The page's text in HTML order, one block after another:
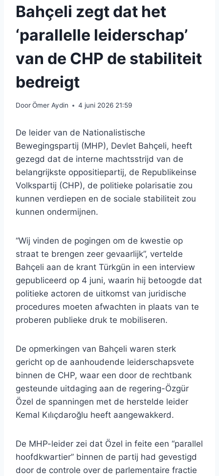
Bahçeli zegt dat het
‘parallelle leiderschap’
van de CHP de stabiliteit
bedreigt
DoorÖmer Aydin 4 juni 2026 21:59
De leider van de Nationalistische
Bewegingspartij (MHP), Devlet Bahçeli, heeft
gezegd dat de interne machtsstrijd van de
belangrijkste oppositiepartij, de Republikeinse
Volkspartij (CHP), de politieke polarisatie zou
kunnen verdiepen en de sociale stabiliteit zou
kunnen ondermijnen.
“Wij vinden de pogingen om de kwestie op
straat te brengen zeer gevaarlijk”, vertelde
Bahçeli aan de krant Türkgün in een interview
gepubliceerd op 4 juni, waarin hij betoogde dat
politieke actoren de uitkomst van juridische
procedures moeten afwachten in plaats van te
proberen publieke druk te mobiliseren.
De opmerkingen van Bahçeli waren sterk
gericht op de aanhoudende leiderschapsvete
binnen de CHP, waar een door de rechtbank
gesteunde uitdaging aan de regering-Özgür
Özel de spanningen met de herstelde leider
Kemal Kılıçdaroğlu heeft aangewakkerd.
De MHP-leider zei dat Özel in feite een “parallel
hoofdkwartier” binnen de partij had gevestigd
door de controle over de parlementaire fractie